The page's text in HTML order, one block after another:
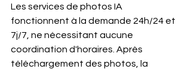
Les services de photos IA
fonctionnent à la demande 24h/24 et
7j/7, ne nécessitant aucune
coordination d'horaires. Après
téléchargement des photos, la